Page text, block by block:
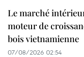
Le marché
moteur de
bois vietnamienne
07/08/2026 02:54